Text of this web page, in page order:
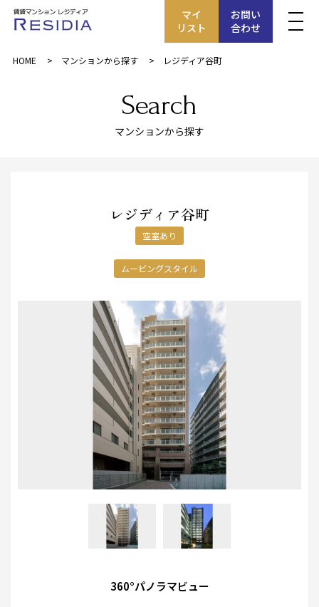
マイ
リスト
お問い
合わせ
HOME マンションから探す レジディア谷町
Search
マンションから探す
レジディア谷町
空室あり
ムービングスタイル
360°パノラマビュー